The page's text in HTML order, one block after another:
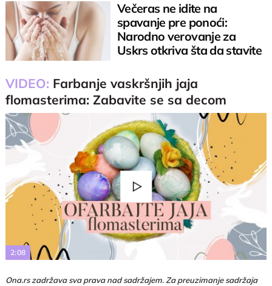
Večeras ne idite na
spavanje pre ponoći:
Narodno verovanje za
Uskrs otkriva šta da stavite
VIDEO: Farbanje vaskršnjih jaja
flomasterima: Zabavite se sa decom
Play
Video
2:08
Ona.rs zadržava sva prava nad sadržajem. Za preuzimanje sadržaja